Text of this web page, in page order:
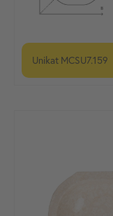
Unikat MCSU7.159